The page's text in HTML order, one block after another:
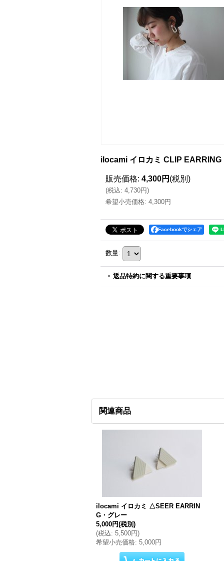
ilocami イロカミ CLIP EARRING
販売価格: 4,300円 (税別)
(税込: 4,730円)
希望小売価格: 4,300円
Facebookでシェア
数量:
返品特約に関する重要事項
関連商品
ilocami イロカミ △SEER EARRIN
G・グレー
5,000円(税別)
(税込: 5,500円)
希望小売価格: 5,000円